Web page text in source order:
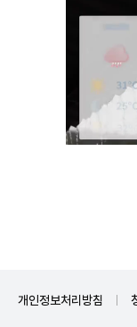
개인정보처리방침